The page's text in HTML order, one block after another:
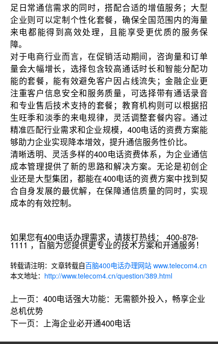
足日常通信需求的同时，搭配合适的增值服务；大型
企业则可以定制个性化套餐，确保全国范围内的海量
来电都能得到高效处理，且能享受更优质的服务保
障。
对于电商行业而言，在促销活动期间，咨询量和订单
量会大幅增长，选择包含较高通话时长和智能分配功
能的套餐，能有效避免客户因占线流失；金融企业更
注重客户信息安全和服务质量，可选择带有通话录音
和专业售后技术支持的套餐；教育机构则可以根据招
生旺季和淡季的来电规律，灵活调整套餐内容。通过
精准匹配行业需求和企业规模，400电话的资费方案能
够助力企业实现降本增效，提升通信服务性价比。
清晰透明、灵活多样的400电话资费体系，为企业通信
成本管理提供了新的思路和解决方案。无论是初创企
业还是大型集团，都能在400电话的资费方案中找到契
合自身发展的最优解，在保障通信质量的同时，实现
成本的有效控制。
如果您有400电话办理需求，请拨打热线： 400-878-
1111 ，百脑为您提供更专业的技术方案和开通服务！
转载请注明：文章转载自百脑400电话办理网站 www.telecom4.cn
本文地址： http://www.telecom4.cn/question/389.html
上一页： 400电话强大功能：无需额外投入，畅享企业
总机优势
下一页： 上海企业必开通400电话